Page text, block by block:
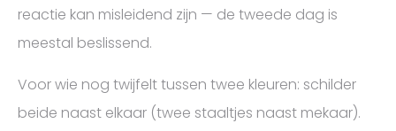
reactie kan misleidend zijn — de tweede dag is
meestal beslissend.
Voor wie nog twijfelt tussen twee kleuren: schilder
beide naast elkaar (twee staaltjes naast mekaar).